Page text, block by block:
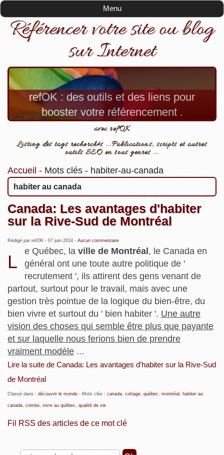
Menu
Référencer votre site ou blog
sur Internet
refOK : des outils et des liens pour
booster votre référencement .
avec refOK
Listing des tags recherchés ...Publications, scripts et autres
outils SEO en tous genres ...
Accueil - Mots clés- habiter-au-canada
habiter au canada
Canada: Les avantages d'habiter
sur la Rive-Sud de Montréal
Rédigé par refOK - 07 juin 2014- Aucun commentaire
L
e Québec, laville de Montréal, le Canada en
général ont une toute autre politique de '
recrutement ', ils attirent des gens venant de
partout, surtout pour le travail, mais avec une
gestion très pointue de la logique du bien-être, du
bien vivre et surtout du ' bien habiter '. Une autre
vision des choses qui semble être plus que payante
et sur laquelle nous ferions bien de prendre
vraiment modèle...
Lire la suite de Canada: Les avantages d'habiter sur la Rive-Sud
de Montréal
Classé dans : découvrir le monde- Mots clés : canada, cottage, québec, montréal habiter au
canada, combo, vivre au québec qualité de vie
Fil RSS des articles de ce mot clé